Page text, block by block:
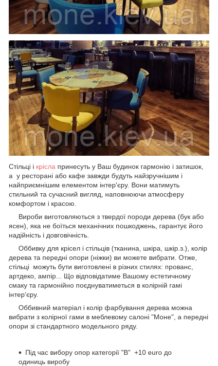
Стільці і крісла принесуть у Ваш будинок гармонію і затишок,
а у ресторані або кафе завжди будуть найзручнішим і
найприємнішим елементом інтер'єру. Вони матимуть
стильний та сучасний вигляд, наповнюючи атмосферу
комфортом і красою.
Вироби виготовляються з твердої породи дерева (бук або
ясен), яка не боїться механічних пошкоджень, гарантує його
надійність і довговічність.
Оббивку для крісел і стільців (тканина, шкіра, шкір.з.), колір
дерева та передні опори (ніжки) ви можете вибрати. Отже,
стільці можуть бути виготовлені в різних стилях: прованс,
артдеко, ампір... Що відповідатиме Вашому естетичному
смаку та гармонійно поєднуватиметься в колірній гамі
інтер'єру.
Оббивний матеріал і колір фарбування дерева можна
вибрати з колірної гами в меблевому салоні "Моне", а передні
опори зі стандартного модельного ряду.
Під час вибору опор категорії "В" +10 еuro до
одиниць виробу